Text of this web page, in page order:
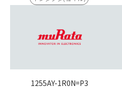
1255AY-1R0N=P3